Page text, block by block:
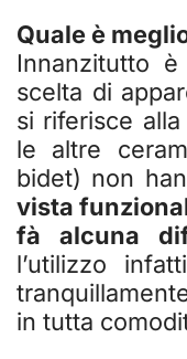
Quale è
Innanzitutto
scelta di
si riferisce
le altre
bidet) non
vista
fà alcuna
l’utilizzo
in tutta